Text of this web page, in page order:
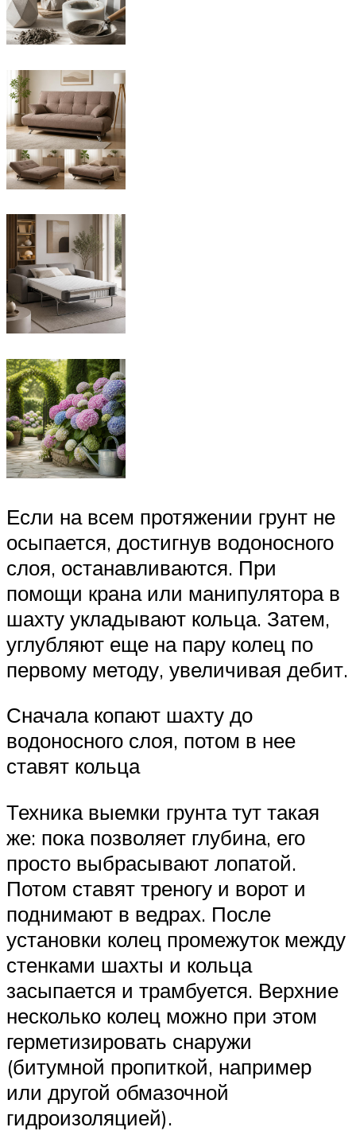
Если на всем протяжении грунт не
осыпается, достигнув водоносного
слоя, останавливаются. При
помощи крана или манипулятора в
шахту укладывают кольца. Затем,
углубляют еще на пару колец по
первому методу, увеличивая дебит.
Сначала копают шахту до
водоносного слоя, потом в нее
ставят кольца
Техника выемки грунта тут такая
же: пока позволяет глубина, его
просто выбрасывают лопатой.
Потом ставят треногу и ворот и
поднимают в ведрах. После
установки колец промежуток между
стенками шахты и кольца
засыпается и трамбуется. Верхние
несколько колец можно при этом
герметизировать снаружи
(битумной пропиткой, например
или другой обмазочной
гидроизоляцией).